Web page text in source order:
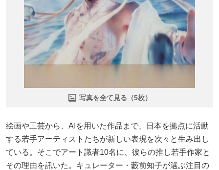
写真を全て見る（5枚）
絵画や工芸から、AIを用いた作品まで、日本を拠点に活動
する若手アーティストたちが新しい表現を次々と生み出し
ている。そこでアート識者10名に、彼らの推し若手作家と
その理由を訊いた。キュレーター・藪前知子が選ぶ注目の